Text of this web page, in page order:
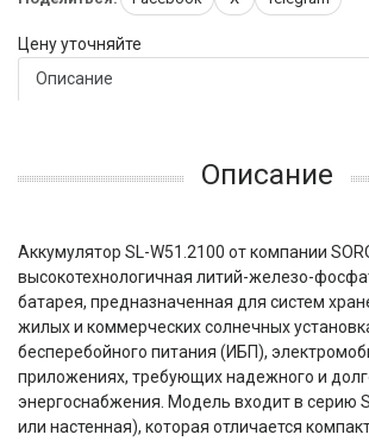
Цену уточняйте
Описание
Описание
Аккумулятор SL-W51.2100 от компании
высокотехнологичная литий-железо-
батарея, предназначенная для систем
жилых и коммерческих солнечных
бесперебойного питания (ИБП),
приложениях, требующих надежного и
энергоснабжения. Модель входит в серию
или настенная), которая отличается